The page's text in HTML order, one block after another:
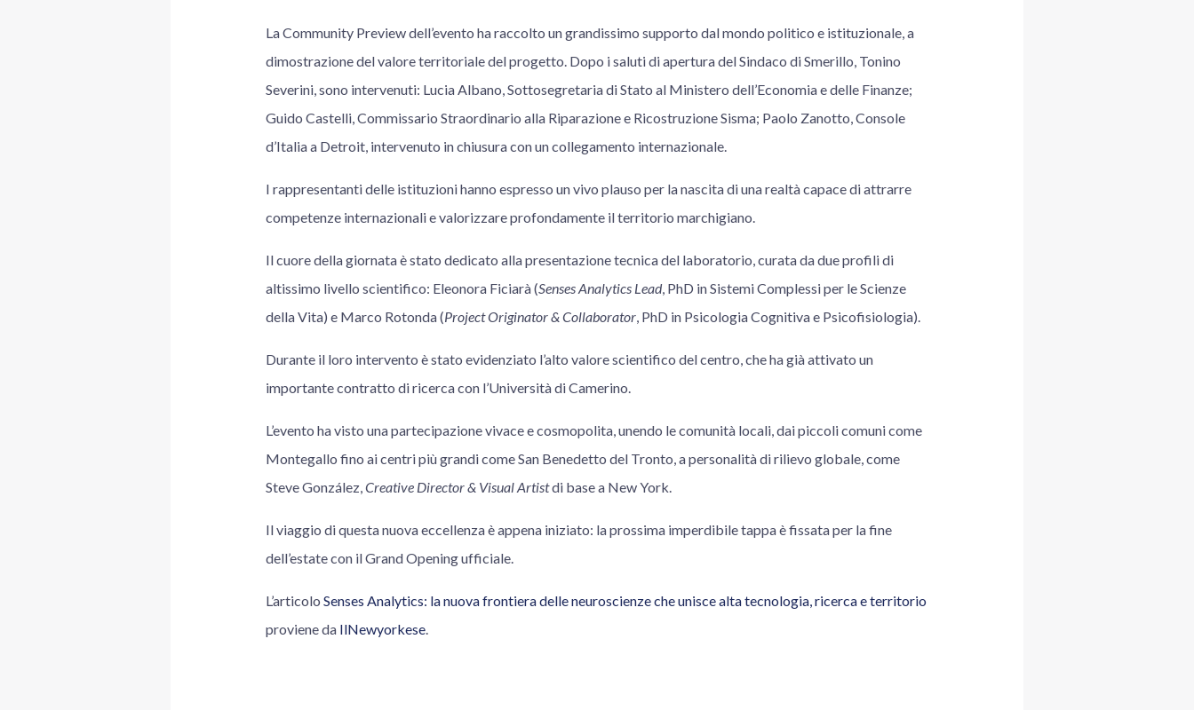
La Community Preview dell’evento ha raccolto un grandissimo supporto dal mondo politico e istituzionale, a
dimostrazione del valore territoriale del progetto. Dopo i saluti di apertura del Sindaco di Smerillo, Tonino
Severini, sono intervenuti: Lucia Albano, Sottosegretaria di Stato al Ministero dell’Economia e delle Finanze;
Guido Castelli, Commissario Straordinario alla Riparazione e Ricostruzione Sisma; Paolo Zanotto, Console
d’Italia a Detroit, intervenuto in chiusura con un collegamento internazionale.
I rappresentanti delle istituzioni hanno espresso un vivo plauso per la nascita di una realtà capace di attrarre
competenze internazionali e valorizzare profondamente il territorio marchigiano.
Il cuore della giornata è stato dedicato alla presentazione tecnica del laboratorio, curata da due profili di
altissimo livello scientifico: Eleonora Ficiarà (Senses Analytics Lead, PhD in Sistemi Complessi per le Scienze
della Vita) e Marco Rotonda (Project Originator & Collaborator, PhD in Psicologia Cognitiva e Psicofisiologia).
Durante il loro intervento è stato evidenziato l’alto valore scientifico del centro, che ha già attivato un
importante contratto di ricerca con l’Università di Camerino.
L’evento ha visto una partecipazione vivace e cosmopolita, unendo le comunità locali, dai piccoli comuni come
Montegallo fino ai centri più grandi come San Benedetto del Tronto, a personalità di rilievo globale, come
Steve González,Creative Director & Visual Artistdi base a New York.
Il viaggio di questa nuova eccellenza è appena iniziato: la prossima imperdibile tappa è fissata per la fine
dell’estate con il Grand Opening ufficiale.
L’articolo Senses Analytics: la nuova frontiera delle neuroscienze che unisce alta tecnologia, ricerca e territorio
proviene da IlNewyorkese.